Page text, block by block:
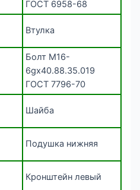
ГОСТ 6958-68
Втулка
Болт М16-
6gx40.88.35.019
ГОСТ 7796-70
Шайба
Подушка нижняя
Кронштейн левый